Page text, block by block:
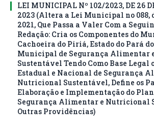
LEI MUNICIPAL Nº 102/2023, DE 26
2023 (Altera a Lei Municipal no 088,
2021, Que Passa a Valer Com a
Redação: Cria os Componentes do
Cachoeira do Piriá, Estado do Pará
Municipal de Segurança Alimentar
Sustentável Tendo Como Base Legal
Estadual e Nacional de Segurança
Nutricional Sustentável, Define os
Elaboração e Implementação do
Segurança Alimentar e Nutricional
Outras Providências)